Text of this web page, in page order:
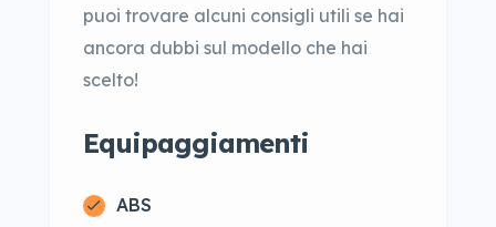
puoi trovare alcuni consigli utili se hai
ancora dubbi sul modello che hai
scelto!
Equipaggiamenti
ABS